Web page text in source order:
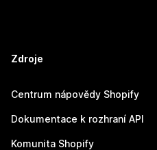
Zdroje
Centrum nápovědy Shopify
Dokumentace k rozhraní API
Komunita Shopify